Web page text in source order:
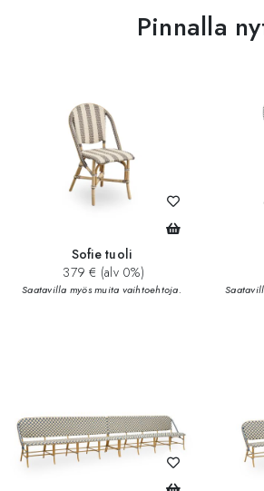
Pinnalla
Sofie tuoli
379 € (alv 0%)
Saatavilla myös muita vaihtoehtoja.